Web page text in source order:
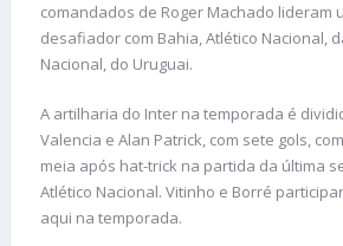
comandados de Roger Machado lideram
desafiador com Bahia, Atlético Nacional,
Nacional, do Uruguai.
A artilharia do Inter na temporada é
Valencia e Alan Patrick, com sete gols,
meia após hat-trick na partida da última
Atlético Nacional. Vitinho e Borré
aqui na temporada.